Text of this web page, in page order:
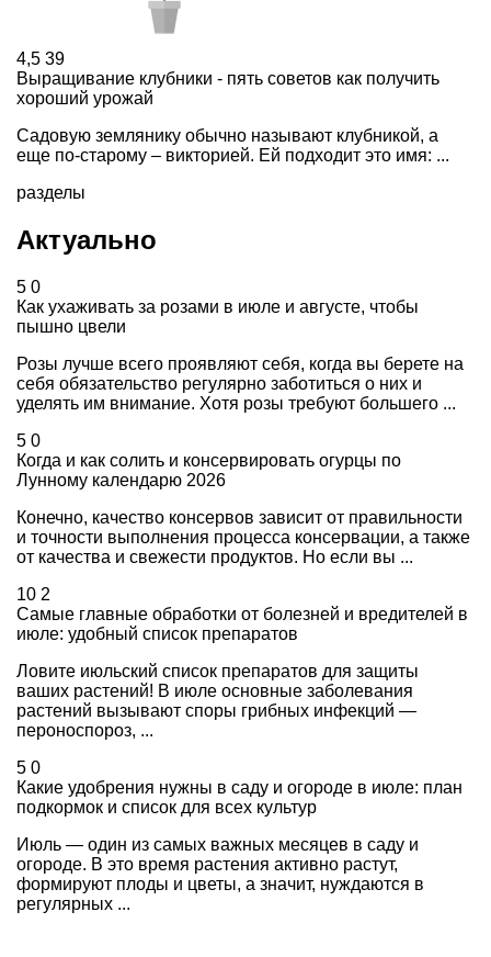
4,5 39
Выращивание клубники - пять советов как получить
хороший урожай
Садовую землянику обычно называют клубникой, а
еще по-старому – викторией. Ей подходит это имя: ...
разделы
Актуально
5 0
Как ухаживать за розами в июле и августе, чтобы
пышно цвели
Розы лучше всего проявляют себя, когда вы берете на
себя обязательство регулярно заботиться о них и
уделять им внимание. Хотя розы требуют большего ...
5 0
Когда и как солить и консервировать огурцы по
Лунному календарю 2026
Конечно, качество консервов зависит от правильности
и точности выполнения процесса консервации, а также
от качества и свежести продуктов. Но если вы ...
10 2
Самые главные обработки от болезней и вредителей в
июле: удобный список препаратов
Ловите июльский список препаратов для защиты
ваших растений! В июле основные заболевания
растений вызывают споры грибных инфекций —
пероноспороз, ...
5 0
Какие удобрения нужны в саду и огороде в июле: план
подкормок и список для всех культур
Июль — один из самых важных месяцев в саду и
огороде. В это время растения активно растут,
формируют плоды и цветы, а значит, нуждаются в
регулярных ...